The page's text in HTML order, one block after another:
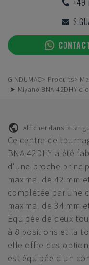
+49
GINDUMAC Produits
➤ Miyano BNA-42DHY
Afficher dans la
Ce centre de
BNA-42DHY a été
d'une broche
maximal de 42 mm
complétée par une
maximal de 34 mm
Équipée de deux
à 8 positions et la
elle offre des
est équipée d'un